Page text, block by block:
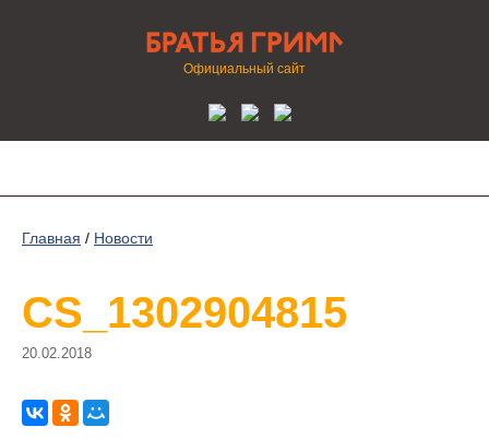
Официальный сайт
Главная / Новости
CS_1302904815
20.02.2018